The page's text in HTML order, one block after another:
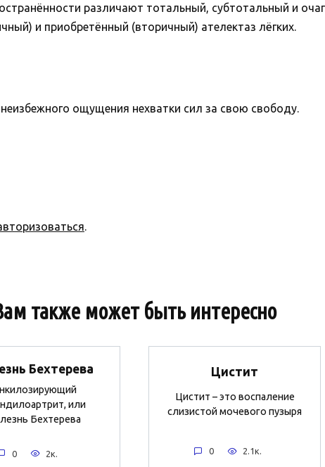
различают тотальный, субтотальный и
и приобретённый (вторичный) ателектаз лёгких.
ощущения нехватки сил за свою свободу.
.
также может быть интересно
Бехтерева
или
Бехтерева
0 2к.
Цистит
Цистит – это воспаление
слизистой мочевого пузыря
0 2.1к.